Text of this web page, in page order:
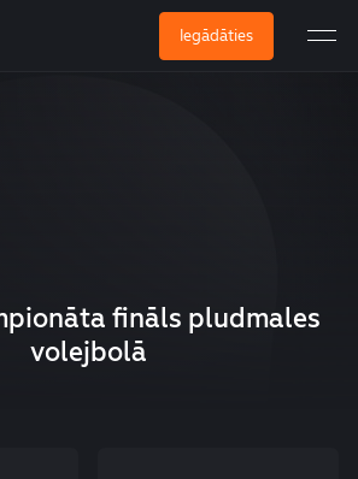
Iegādāties
fināls pludmales
volejbolā